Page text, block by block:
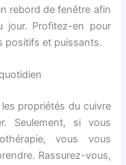
rebord de fenêtre afin
jour. Profitez-en pour
positifs et puissants.
propriétés du cuivre
Seulement, si vous
vous vous
Rassurez-vous,